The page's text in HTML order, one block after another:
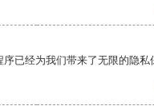
已经为我们带来了无限的隐私